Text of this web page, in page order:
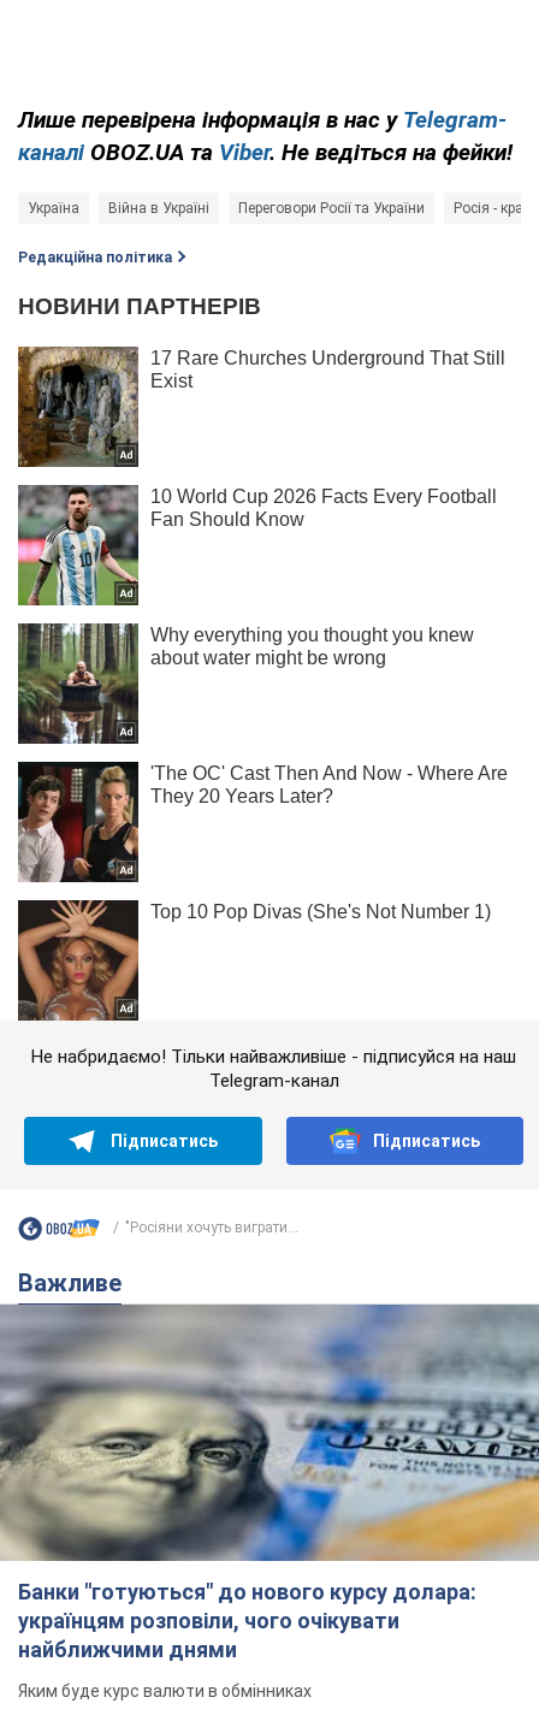
Лише перевірена інформація в нас у Telegram-
каналі OBOZ.UA та Viber. Не ведіться на фейки!
Україна Війна в Україні Переговори Росії та України Росія -
Редакційна політика
Не набридаємо! Тільки найважливіше - підписуйся на наш
Telegram-канал
Підписатись Підписатись
"Росіяни хочуть виграти...
Важливе
Банки "готуються" до нового курсу долара:
українцям розповіли, чого очікувати
найближчими днями
Яким буде курс валюти в обмінниках